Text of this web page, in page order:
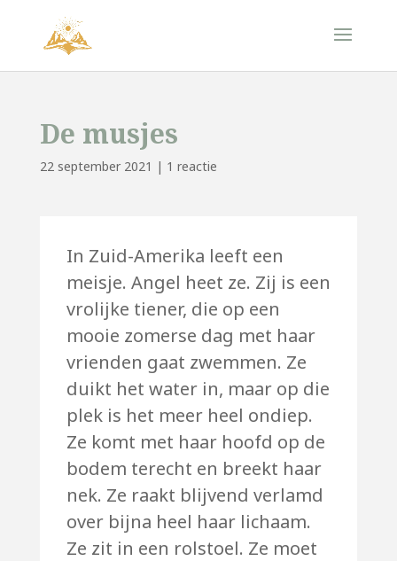
De musjes
22 september 2021 | 1 reactie
In Zuid-Amerika leeft een
meisje. Angel heet ze. Zij is een
vrolijke tiener, die op een
mooie zomerse dag met haar
vrienden gaat zwemmen. Ze
duikt het water in, maar op die
plek is het meer heel ondiep.
Ze komt met haar hoofd op de
bodem terecht en breekt haar
nek. Ze raakt blijvend verlamd
over bijna heel haar lichaam.
Ze zit in een rolstoel. Ze moet